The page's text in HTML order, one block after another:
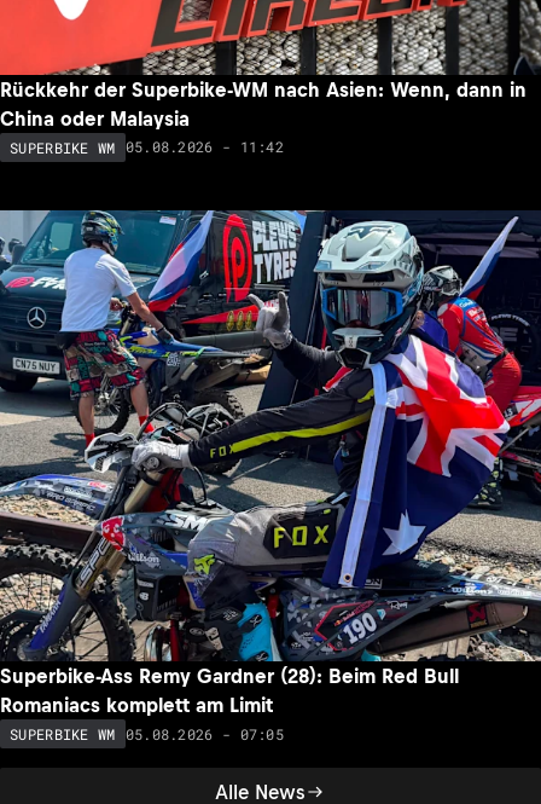
Alle News
Rückkehr der Superbike-WM nach Asien: Wenn, dann in
China oder Malaysia
SUPERBIKE WM 05.08.2026 - 11:42
Superbike-Ass Remy Gardner (28): Beim Red Bull
Romaniacs komplett am Limit
SUPERBIKE WM 05.08.2026 - 07:05